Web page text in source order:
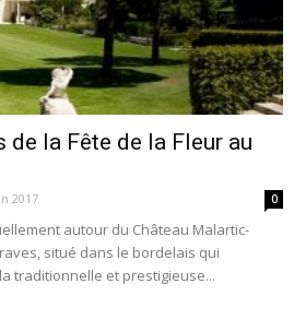
la Fête de la Fleur au
2017 0
autour du Château Malartic-
situé dans le bordelais qui
traditionnelle et prestigieuse...